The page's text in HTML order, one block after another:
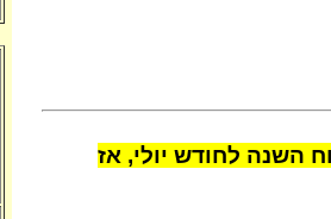
השנה לחודש יולי, אז